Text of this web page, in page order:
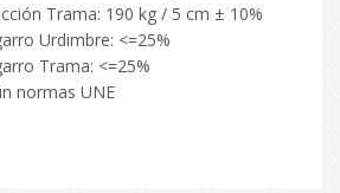
Trama: 190 kg / 5 cm ± 10%
Urdimbre: <=25%
Trama: <=25%
normas UNE